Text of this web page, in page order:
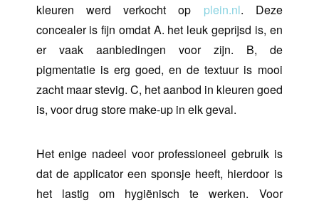
kleuren werd verkocht op plein.nl. Deze
concealer is fijn omdat A. het leuk geprijsd is, en
er vaak aanbiedingen voor zijn. B, de
pigmentatie is erg goed, en de textuur is mooi
zacht maar stevig. C, het aanbod in kleuren goed
is, voor drug store make-up in elk geval.
Het enige nadeel voor professioneel gebruik is
dat de applicator een sponsje heeft, hierdoor is
het lastig om hygiënisch te werken. Voor